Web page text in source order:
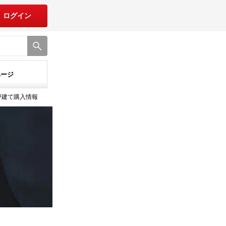
ログイン
ジ
て購入情報